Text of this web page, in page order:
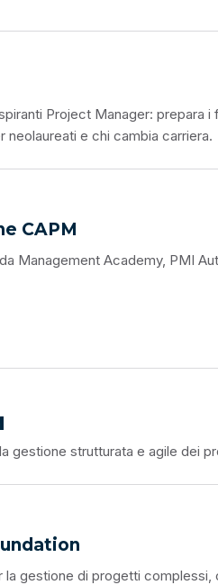
Project Manager: prepara i
e chi cambia carriera.
CAPM
Management Academy, PMI
gestione strutturata e agile dei
la gestione di progetti